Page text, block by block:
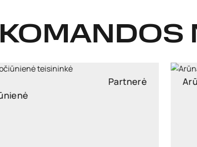
KOMANDOS
Partneris